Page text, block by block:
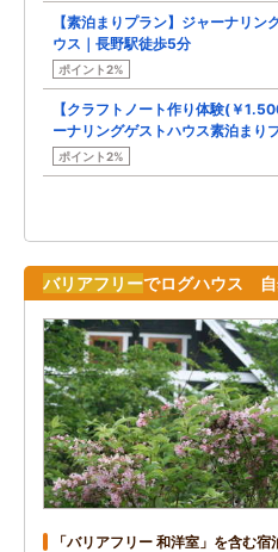
【素泊まりプラン】ジャーナリン
ウス｜長野駅徒歩5分
ポイント2%
【クラフトノート作り体験(￥
ーナリングゲストハウス素泊まりプ
ポイント2%
バリアフリーでログハウス 自
「バリアフリー 和洋室」を含む宿